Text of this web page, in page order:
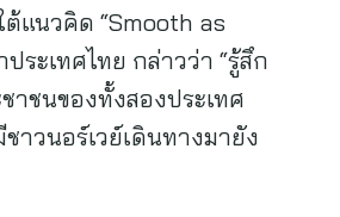
แนวคิด “Smooth as
ระเทศไทย กล่าวว่า “รู้สึก
าชนของทั้งสองประเทศ
าวนอร์เวย์เดินทางมายัง